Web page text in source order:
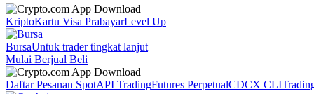
KriptoKartu Visa PrabayarLevel Up
BursaUntuk trader tingkat lanjut
Mulai Berjual Beli
Daftar Pesanan SpotAPI TradingFutures PerpetualCDCX CLI